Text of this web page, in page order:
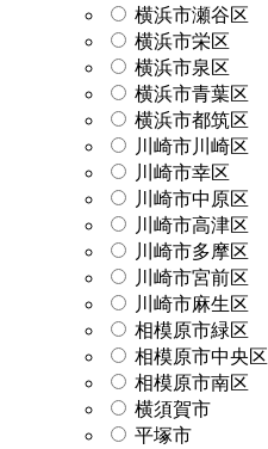
横浜市瀬谷区
横浜市栄区
横浜市泉区
横浜市青葉区
横浜市都筑区
川崎市川崎区
川崎市幸区
川崎市中原区
川崎市高津区
川崎市多摩区
川崎市宮前区
川崎市麻生区
相模原市緑区
相模原市中央区
相模原市南区
横須賀市
平塚市